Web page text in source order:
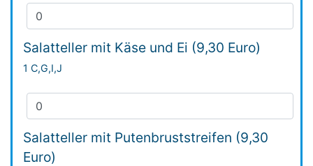
Salatteller mit Käse und Ei (9,30 Euro)
1 C,G,I,J
Salatteller mit Putenbruststreifen (9,30
Euro)